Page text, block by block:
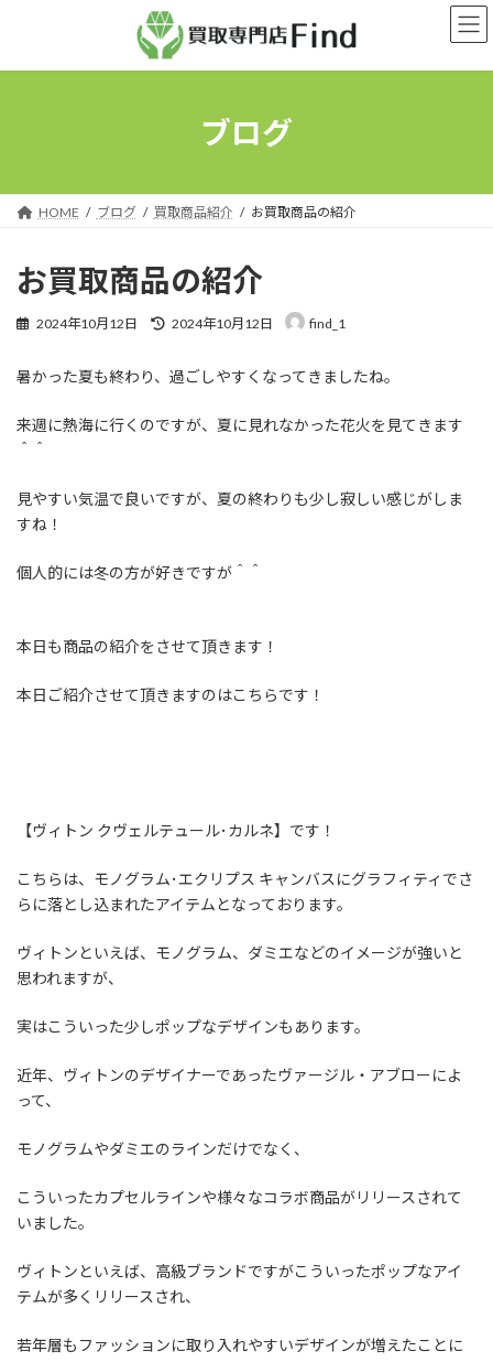
ン
ー
ブログ
HOME ブログ 買取商品紹介 お買取商品の紹介
お買取商品の紹介
2024年10月12日
最
新
時
2024年10月12日 find_1
暑かった夏も終わり、過ごしやすくなってきましたね。
来週に熱海に行くのですが、夏に見れなかった花火を見てきます
＾＾
見やすい気温で良いですが、夏の終わりも少し寂しい感じがしま
すね！
個人的には冬の方が好きですが＾＾
本日も商品の紹介をさせて頂きます！
本日ご紹介させて頂きますのはこちらです！
【ヴィトン クヴェルテュール･カルネ】です！
こちらは、モノグラム･エクリプス キャンバスにグラフィティでさ
らに落とし込まれたアイテムとなっております。
ヴィトンといえば、モノグラム、ダミエなどのイメージが強いと
思われますが、
実はこういった少しポップなデザインもあります。
近年、ヴィトンのデザイナーであったヴァージル・アブローによ
って、
モノグラムやダミエのラインだけでなく、
こういったカプセルラインや様々なコラボ商品がリリースされて
いました。
ヴィトンといえば、高級ブランドですがこういったポップなアイ
テムが多くリリースされ、
若年層もファッションに取り入れやすいデザインが増えたことに